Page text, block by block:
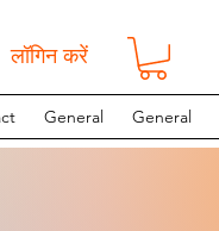
लॉगिन करें
General General